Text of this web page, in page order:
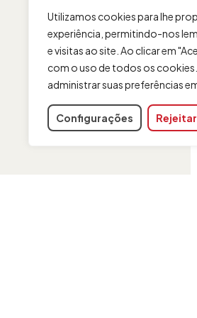
Utilizamos cookies para lhe
experiência, permitindo-nos
e visitas ao site. Ao clicar em
com o uso de todos os
administrar suas preferências
Configurações